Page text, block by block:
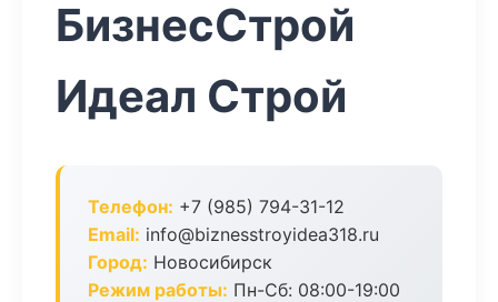
БизнесСтрой
Идеал Строй
Телефон: +7 (985) 794-31-12
Email: info@biznesstroyidea318.ru
Город: Новосибирск
Режим работы: Пн-Сб: 08:00-19:00